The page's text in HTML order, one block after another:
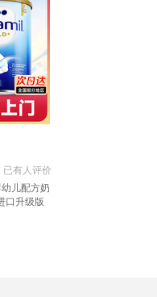
已有人评价
儿配方奶
口升级版